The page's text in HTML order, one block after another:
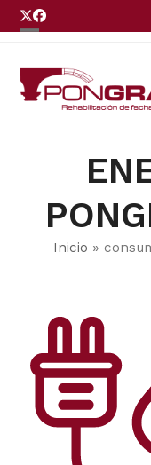
Skip
to
Twitter
Facebook
mobile
menu
mobile
menu
Inicio »